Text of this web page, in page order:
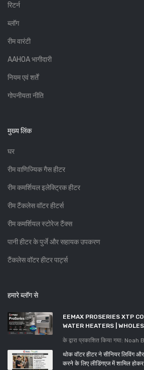
रिटर्न
ब्लॉग
रीम वारंटी
AAHOA भागीदारी
नियम एवं शर्तें
गोपनीयता नीति
मुख्य लिंक
घर
रीम वाणिज्यिक गैस हीटर
रीम कमर्शियल इलेक्ट्रिक हीटर
रीम टैंकलेस वॉटर हीटर्स
रीम कमर्शियल स्टोरेज टैंक्स
पानी हीटर के पुर्जे और सहायक उपकरण
टैंकलेस वॉटर हीटर पार्ट्स
हमारे ब्लॉग से
EEMAX PROSERIES XTP
WATER HEATERS |
के द्वारा प्रकाशित किया गया: Noah
थोक वॉटर हीटर ने सीनियर लिविंग
करने के लिए लीडिंगएज में शामिल